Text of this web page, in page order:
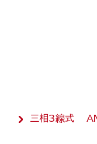
三相3線式